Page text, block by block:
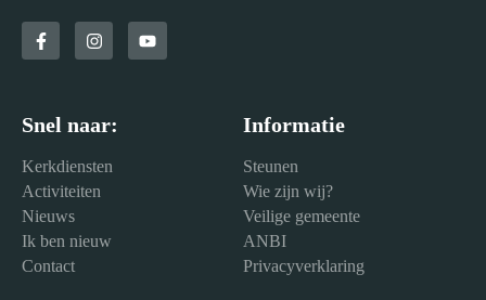
Snel naar:
Kerkdiensten
Activiteiten
Nieuws
Ik ben nieuw
Contact
Informatie
Steunen
Wie zijn wij?
Veilige gemeente
ANBI
Privacyverklaring